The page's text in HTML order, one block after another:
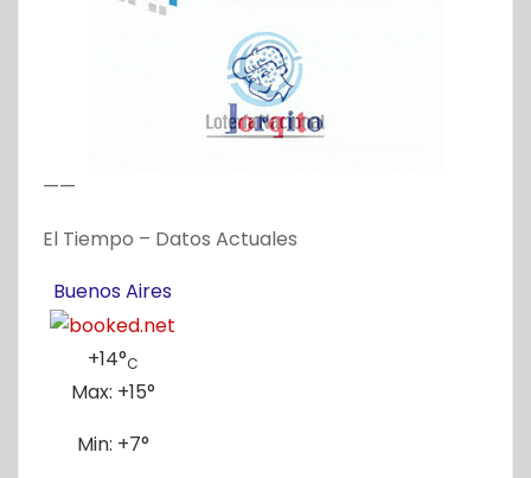
e
n
t
r
a
——
El Tiempo – Datos Actuales
Buenos Aires
+14°C
Max: +15°
Min: +7°